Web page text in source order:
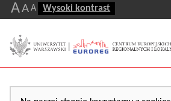
AA A Wysoki kontrast